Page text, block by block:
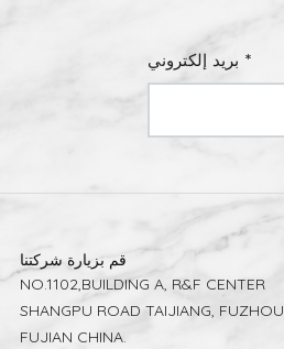
بريد إلكتروني *
قم بزيارة شركتنا
NO.1102,BUILDING A, R&F CENTER
SHANGPU ROAD TAIJIANG, FUZHOU
FUJIAN CHINA.